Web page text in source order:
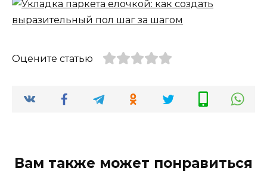
Оцените статью
Вам также может понравиться